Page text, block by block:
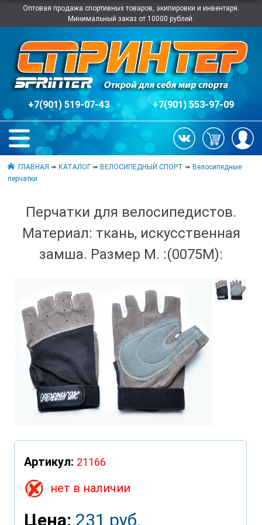
Оптовая продажа спортивных товаров, экипировки и инвентаря.
Минимальный заказ от 10000 рублей.
+7(901) 519-07-43 +7(901) 553-97-09
ГЛАВНАЯ ➠КАТАЛОГ ➠ВЕЛОСИПЕДНЫЙ СПОРТ ➠Велосипедные
перчатки
Перчатки для велосипедистов.
Материал: ткань, искусственная
замша. Размер М. :(0075М):
❮ ❯
Артикул: 21166
нет в наличии
Цена: 231 руб.